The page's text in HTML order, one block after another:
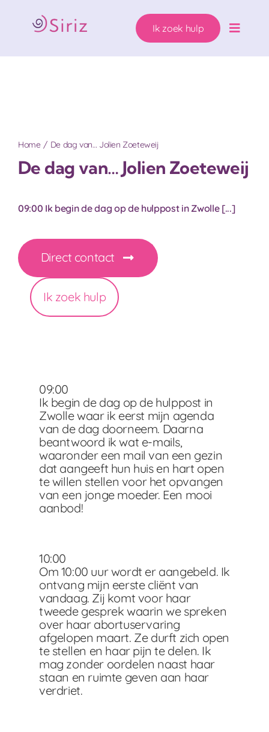
inhoud
Toggle
Wie helpen wij?
Ik zoek hulp!
Ik zoek hulp
Home De dag van… Jolien Zoeteweij
De dag van… Jolien Zoeteweij
09:00 Ik begin de dag op de hulppost in Zwolle [...]
Direct contact
Ik zoek hulp
09:00
Ik begin de dag op de hulppost in
Zwolle waar ik eerst mijn agenda
van de dag doorneem. Daarna
beantwoord ik wat e-mails,
waaronder een mail van een gezin
dat aangeeft hun huis en hart open
te willen stellen voor het opvangen
van een jonge moeder. Een mooi
aanbod!
10:00
Om 10:00 uur wordt er aangebeld. Ik
ontvang mijn eerste cliënt van
vandaag. Zij komt voor haar
tweede gesprek waarin we spreken
over haar abortuservaring
afgelopen maart. Ze durft zich open
te stellen en haar pijn te delen. Ik
mag zonder oordelen naast haar
staan en ruimte geven aan haar
verdriet.